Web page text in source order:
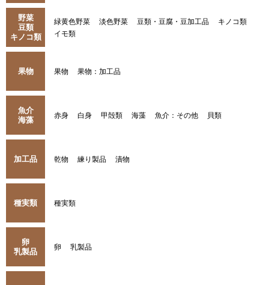
野菜
豆類
キノコ類
緑黄色野菜 淡色野菜 豆類・豆腐・豆加工品
キノコ類
イモ類
果物 果物 果物：加工品
魚介
海藻
赤身 白身 甲殻類 海藻 魚介：その他 貝類
加工品 乾物 練り製品 漬物
種実類 種実類
卵
乳製品
卵 乳製品